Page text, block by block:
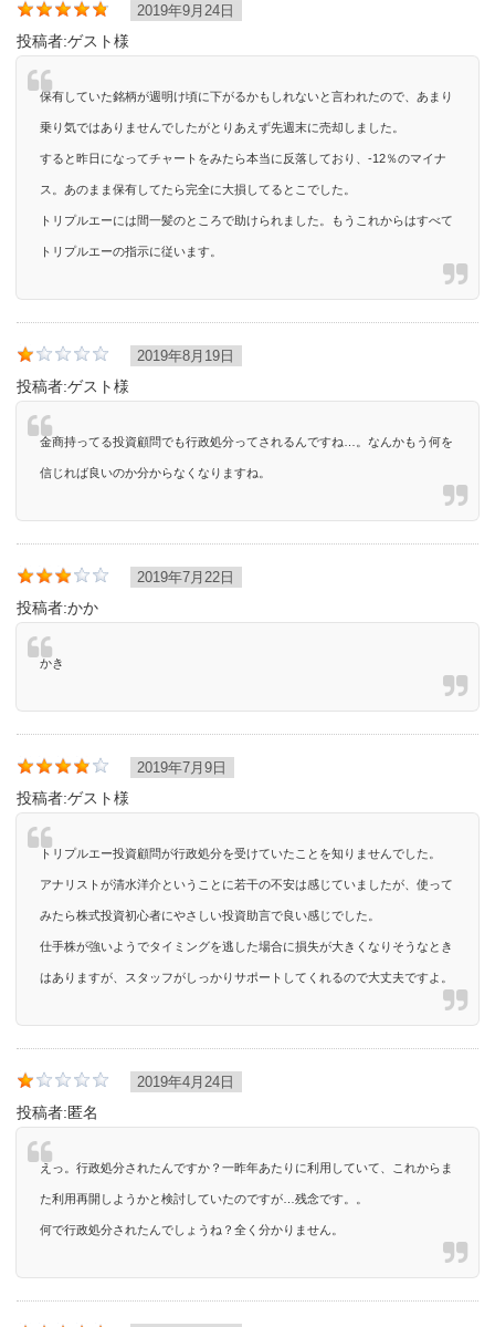
2019年9月24日
投稿者:ゲスト様
保有していた銘柄が週明け頃に下がるかもしれないと言われたので、あまり
乗り気ではありませんでしたがとりあえず先週末に売却しました。
すると昨日になってチャートをみたら本当に反落しており、-12％のマイナ
ス。あのまま保有してたら完全に大損してるとこでした。
トリプルエーには間一髪のところで助けられました。もうこれからはすべて
トリプルエーの指示に従います。
2019年8月19日
投稿者:ゲスト様
金商持ってる投資顧問でも行政処分ってされるんですね…。なんかもう何を
信じれば良いのか分からなくなりますね。
2019年7月22日
投稿者:かか
かき
2019年7月9日
投稿者:ゲスト様
トリプルエー投資顧問が行政処分を受けていたことを知りませんでした。
アナリストが清水洋介ということに若干の不安は感じていましたが、使って
みたら株式投資初心者にやさしい投資助言で良い感じでした。
仕手株が強いようでタイミングを逃した場合に損失が大きくなりそうなとき
はありますが、スタッフがしっかりサポートしてくれるので大丈夫ですよ。
2019年4月24日
投稿者:匿名
えっ。行政処分されたんですか？一昨年あたりに利用していて、これからま
た利用再開しようかと検討していたのですが…残念です。。
何で行政処分されたんでしょうね？全く分かりません。